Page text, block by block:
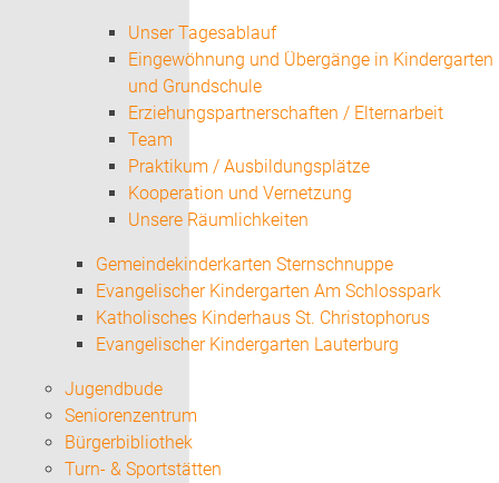
Unser Tagesablauf
Eingewöhnung und Übergänge in Kindergarten
und Grundschule
Erziehungspartnerschaften / Elternarbeit
Team
Praktikum / Ausbildungsplätze
Kooperation und Vernetzung
Unsere Räumlichkeiten
Gemeindekinderkarten Sternschnuppe
Evangelischer Kindergarten Am Schlosspark
Katholisches Kinderhaus St. Christophorus
Evangelischer Kindergarten Lauterburg
Jugendbude
Seniorenzentrum
Bürgerbibliothek
Turn- & Sportstätten